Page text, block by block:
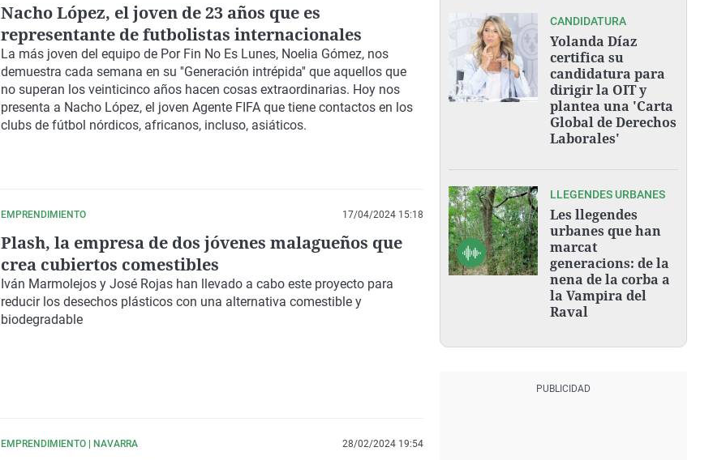
Nacho López, el joven de 23 años que es
representante de futbolistas internacionales
La más joven del equipo de Por Fin No Es Lunes, Noelia Gómez, nos
demuestra cada semana en su ''Generación intrépida'' que aquellos que
no superan los veinticinco años hacen cosas extraordinarias. Hoy nos
presenta a Nacho López, el joven Agente FIFA que tiene contactos en los
clubs de fútbol nórdicos, africanos, incluso, asiáticos.
EMPRENDIMIENTO 17/04/2024 15:18
Plash, la empresa de dos jóvenes malagueños que
crea cubiertos comestibles
Iván Marmolejos y José Rojas han llevado a cabo este proyecto para
reducir los desechos plásticos con una alternativa comestible y
biodegradable
EMPRENDIMIENTO | NAVARRA 28/02/2024 19:54
CANDIDATURA
Yolanda Díaz
certifica su
candidatura para
dirigir la OIT y
plantea una 'Carta
Global de Derechos
Laborales'
LLEGENDES URBANES
Les llegendes
urbanes que han
marcat
generacions: de la
nena de la corba a
la Vampira del
Raval